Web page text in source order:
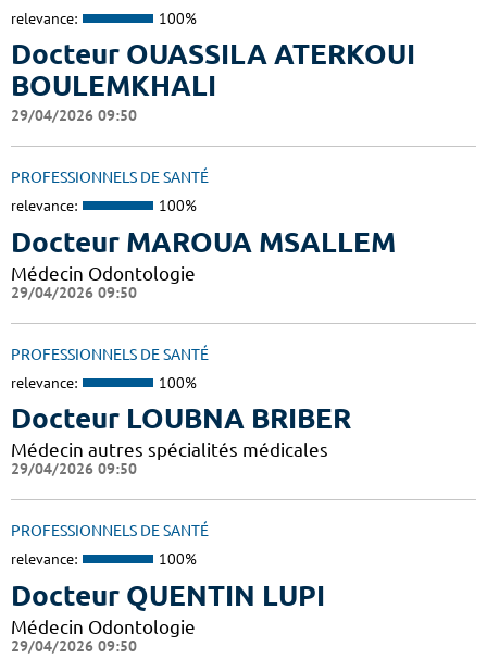
relevance: 100%
Docteur OUASSILA ATERKOUI
BOULEMKHALI
29/04/2026 09:50
PROFESSIONNELS DE SANTÉ
relevance: 100%
Docteur MAROUA MSALLEM
Médecin Odontologie
29/04/2026 09:50
PROFESSIONNELS DE SANTÉ
relevance: 100%
Docteur LOUBNA BRIBER
Médecin autres spécialités médicales
29/04/2026 09:50
PROFESSIONNELS DE SANTÉ
relevance: 100%
Docteur QUENTIN LUPI
Médecin Odontologie
29/04/2026 09:50